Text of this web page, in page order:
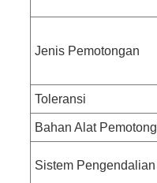
Jenis Pemotongan
Toleransi
Bahan Alat Pemotong
Sistem Pengendalian